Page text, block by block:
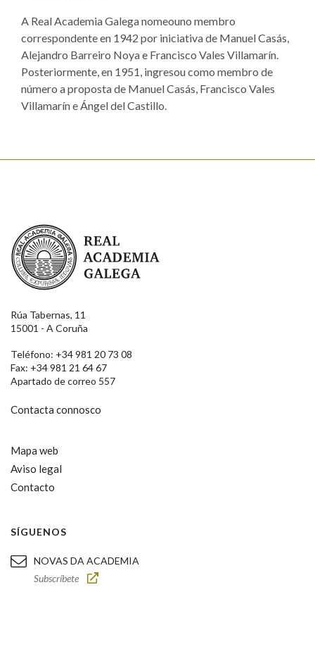
A Real Academia Galega nomeouno membro
correspondente en 1942 por iniciativa de Manuel Casás,
Alejandro Barreiro Noya e Francisco Vales Villamarín.
Posteriormente, en 1951, ingresou como membro de
número a proposta de Manuel Casás, Francisco Vales
Villamarín e Ángel del Castillo.
Real Academia Galega
Rúa Tabernas, 11
15001 - A Coruña
Teléfono: +34 981 20 73 08
Fax: +34 981 21 64 67
Apartado de correo 557
Contacta connosco
Mapa web
Aviso legal
Contacto
SÍGUENOS
NOVAS DA ACADEMIA
Subscríbete